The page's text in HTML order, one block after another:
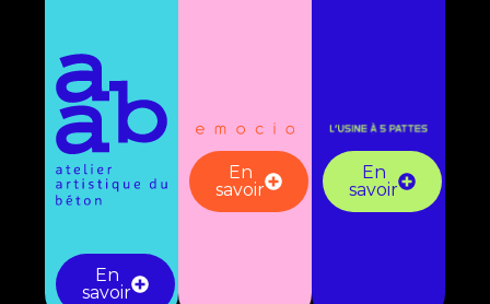
En
savoir
En
savoir
En
savoir